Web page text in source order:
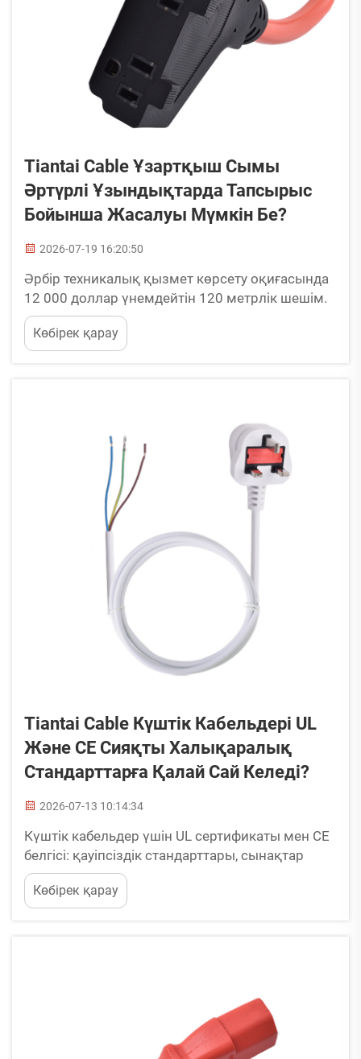
Tiantai Cable Ұзартқыш Сымы
Әртүрлі Ұзындықтарда Тапсырыс
Бойынша Жасалуы Мүмкін Бе?
2026-07-19 16:20:50
Әрбір техникалық қызмет көрсету оқиғасында
12 000 доллар үнемдейтін 120 метрлік шешім.
Теңізде орналасқан жел электр станциясының
операторы қайталанып отыратын проблемаға
тап болған. Олардың техникалық қызмет
биіктікте, бірақ стандартты 5...
Көбірек қарау
Tiantai Cable Күштік Кабельдері UL
Және CE Сияқты Халықаралық
Стандарттарға Қалай Сай Келеді?
2026-07-13 10:14:34
Күштік кабельдер үшін UL сертификаты мен CE
белгісі: қауіпсіздік стандарттары, сынақтар
және әлемдік нарыққа шығу. Кез келген
электрлік оптималды таратушы немесе
құрылыс инженерімен сөйлесіңіз — сіз бірдей
Көбірек қарау